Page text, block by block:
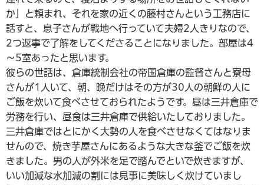
か」と頼まれ、それを家の近くの藤村さんという工務店に
話すと、息子さんが戦地へ行っていて夫婦2人きりなので、
2つ返事で了解をしてくださることになりました。部屋は4
～5室あったと思います。
彼らの世話は、倉庫統制会社の帝国倉庫の監督さんと寮母
さんが1人いて、朝、晩だけはその方が30人の朝鮮の人に
ご飯を炊いて食べさせておられたようです。昼は三井倉庫で
労務を行い、昼食は三井倉庫で供給いたしておりました。
三井倉庫ではとにかく大勢の人を食べさせなくてはなりま
せんので、焼き芋屋さんにあるような大きな釜でご飯を炊
きました。男の人が外米を足で踏んでといで炊きますが、
いい加減な水加減の割には見事に美味しく炊けていまし